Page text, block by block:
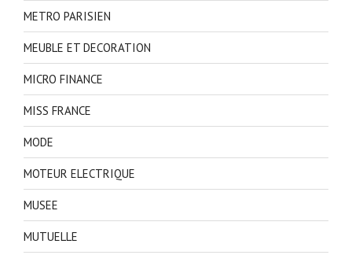
METRO PARISIEN
MEUBLE ET DECORATION
MICRO FINANCE
MISS FRANCE
MODE
MOTEUR ELECTRIQUE
MUSEE
MUTUELLE